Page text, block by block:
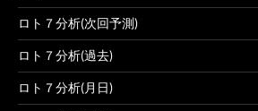
ロト７分析(次回予測)
ロト７分析(過去)
ロト７分析(月日)